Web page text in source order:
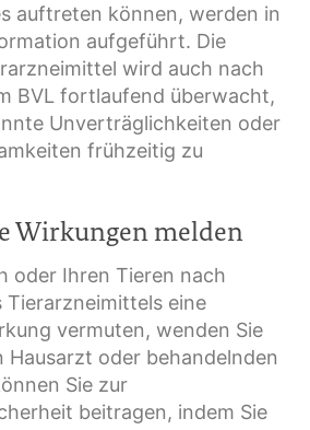
auftreten können, werden in
aufgeführt. Die
wird auch nach
BVL fortlaufend überwacht,
Unverträglichkeiten oder
frühzeitig zu
Wirkungen melden
oder Ihren Tieren nach
Tierarzneimittels eine
vermuten, wenden Sie
Hausarzt oder behandelnden
Sie zur
beitragen, indem Sie